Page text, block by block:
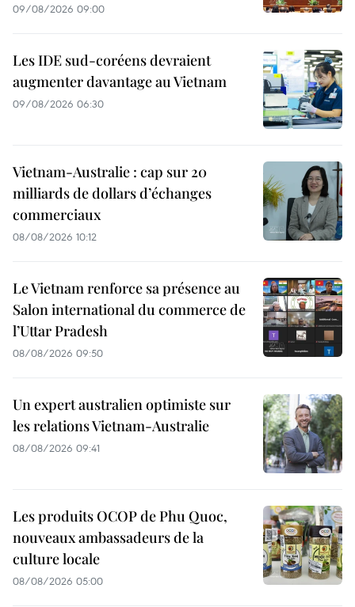
09/08/2026 09:00
Les IDE sud-coréens devraient
augmenter davantage au Vietnam
09/08/2026 06:30
Vietnam-Australie : cap sur 20
milliards de dollars d’échanges
commerciaux
08/08/2026 10:12
Le Vietnam renforce sa présence au
Salon international du commerce de
l’Uttar Pradesh
08/08/2026 09:50
Un expert australien optimiste sur
les relations Vietnam-Australie
08/08/2026 09:41
Les produits OCOP de Phu Quoc,
nouveaux ambassadeurs de la
culture locale
08/08/2026 05:00